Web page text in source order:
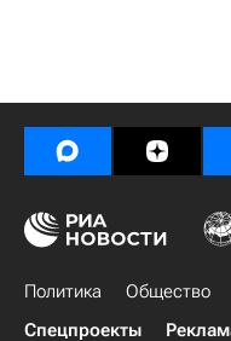
Политика Общество
Спецпроекты